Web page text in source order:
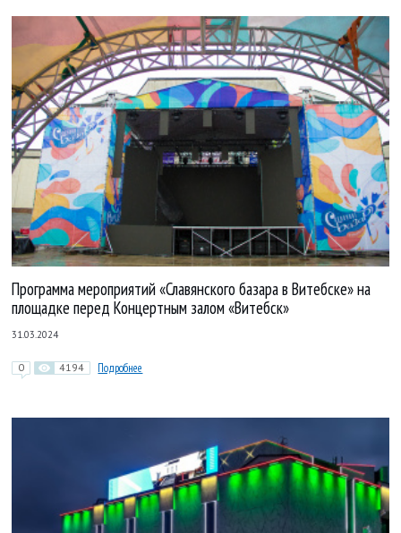
Программа мероприятий «Славянского базара в Витебске» на
площадке перед Концертным залом «Витебск»
31.03.2024
0 4194 Подробнее